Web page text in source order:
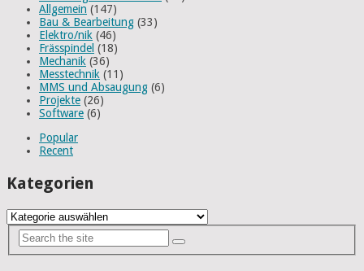
Allgemein (147)
Bau & Bearbeitung (33)
Elektro/nik (46)
Frässpindel (18)
Mechanik (36)
Messtechnik (11)
MMS und Absaugung (6)
Projekte (26)
Software (6)
Popular
Recent
Kategorien
Kategorien